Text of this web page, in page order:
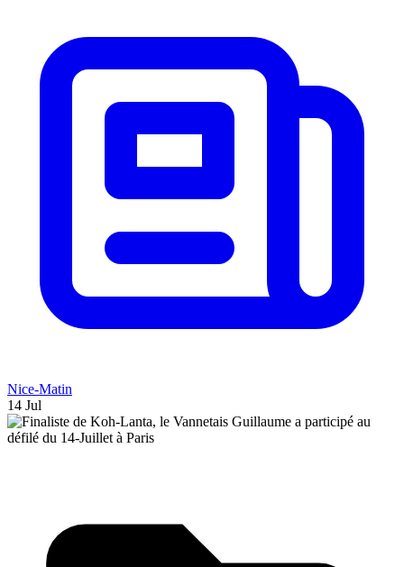
Nice-Matin
14 Jul